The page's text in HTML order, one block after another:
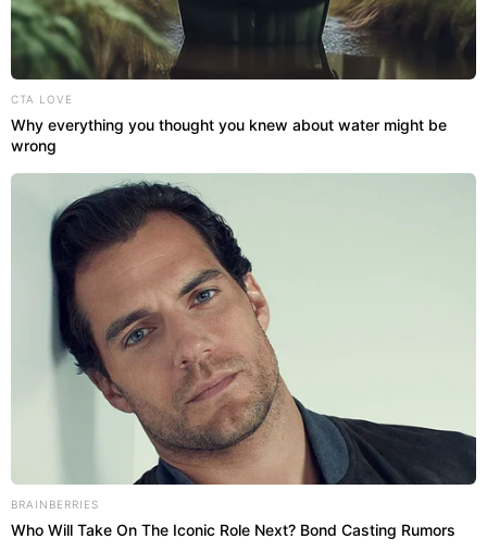
CTA LOVE
Why everything you thought you knew about water might be
wrong
BRAINBERRIES
Who Will Take On The Iconic Role Next? Bond Casting Rumors